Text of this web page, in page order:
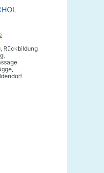
Rückbildung